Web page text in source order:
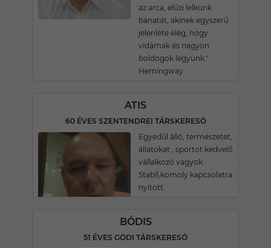
az arca, elűzi lelkünk
bánatát, akinek egyszerű
jelenléte elég, hogy
vidámak és nagyon
boldogok legyünk."
Hemingway
ATIS
60 ÉVES SZENTENDREI TÁRSKERESŐ
Egyedűl álló, természetet,
állatokat , sportot kedvelő
vállalkozó vagyok.
Stabíl,komoly kapcsolatra
nyitott.
BÓDIS
51 ÉVES GÖDI TÁRSKERESŐ